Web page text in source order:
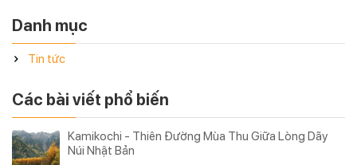
Danh mục
Tin tức
Các bài viết phổ biến
Kamikochi - Thiên Đường Mùa Thu Giữa Lòng Dãy
Núi Nhật Bản